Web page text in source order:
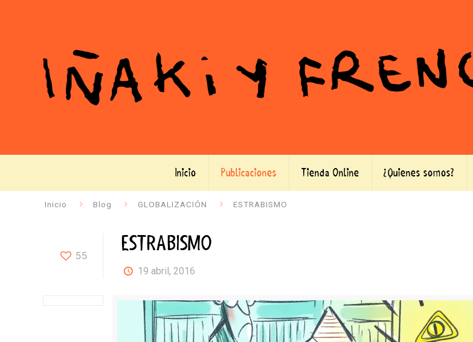
Inicio Publicaciones Tienda Online ¿Quienes somos?
Inicio Blog GLOBALIZACIÓN ESTRABISMO
55 ESTRABISMO
19 abril, 2016